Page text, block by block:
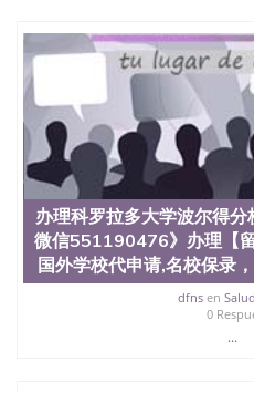
海外学校留学中介， 同时
各大院校的（毕业证，成绩
业证，录取通知书，在读
新信息， 能够在时间掌握
寸大小，纸张材质，防伪
原版实物，以求达到客户
们在保证合理定价的同时，
质和效率不断优化，为您倾
咨询顾问：Sam q/微信
信:551190476办理毕业证
知书，雅思，留学回国证明.
公司专业制作、办理、仿
教育部学历学位认证、毕
文凭、假文凭假毕业证假学
理、仿制学位证书、毕业
办理科罗拉多大学波尔得
微信551190476》办理【
国外学校代申请,名校保录
dfnsen
0
...